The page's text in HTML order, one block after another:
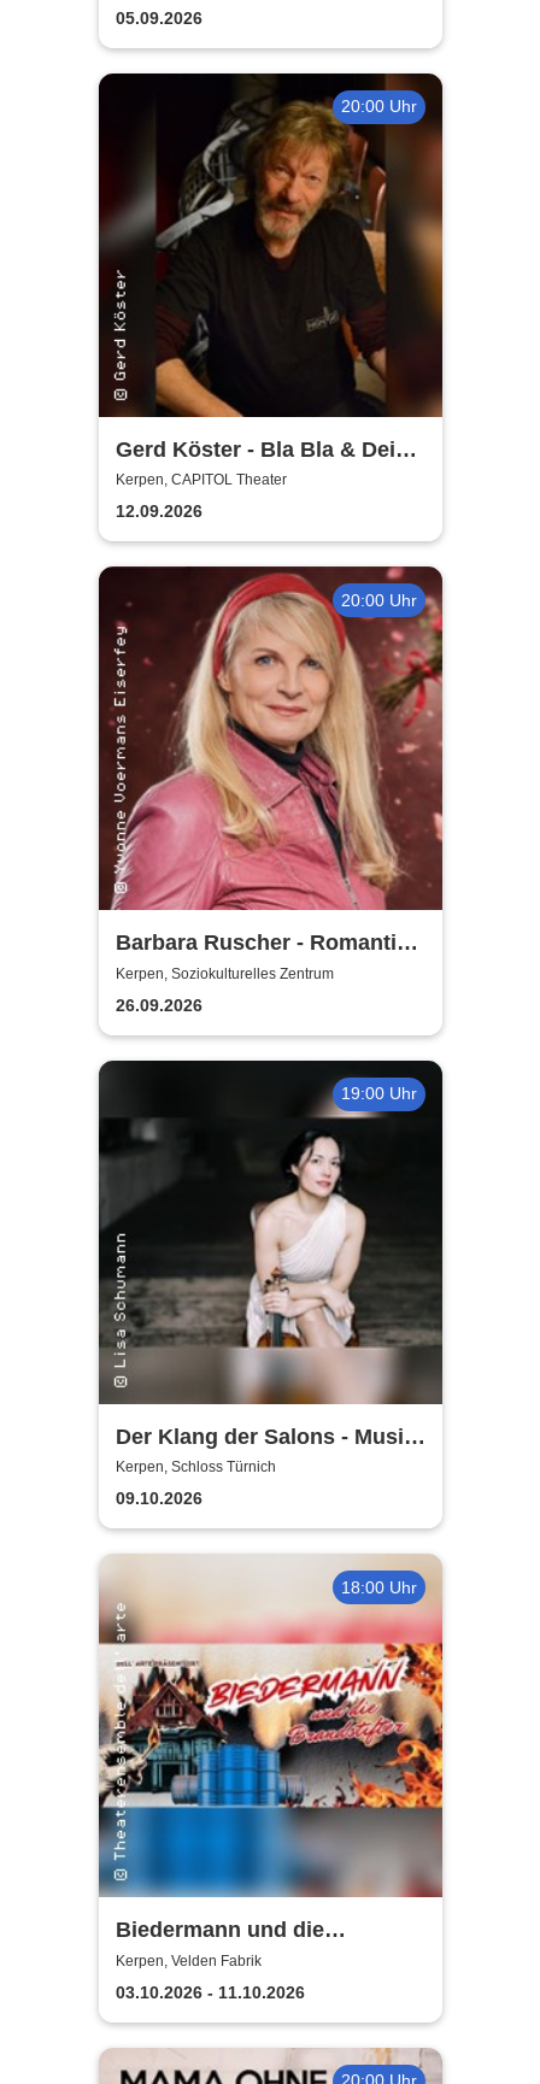
Planschemalöör, Paveier
05.09.2026
20:00 Uhr
Gerd Köster - Bla Bla & Dei
Dei
Kerpen, CAPITOL Theater
12.09.2026
20:00 Uhr
Barbara Ruscher - Romantik,
aber zack, zack!
Kerpen, Soziokulturelles Zentrum
26.09.2026
19:00 Uhr
Der Klang der Salons - Musik
und Gesellschaft bei Marcel
Proust
Kerpen, Schloss Türnich
09.10.2026
18:00 Uhr
Biedermann und die
Brandstifter -
Theaterensemble dell' arte
e.V.
Kerpen, Velden Fabrik
03.10.2026 - 11.10.2026